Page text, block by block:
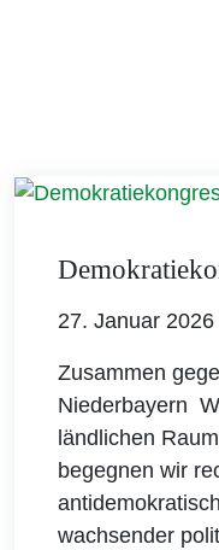
27. Januar 2026
Zusammen
Niederbayern
ländlichen
begegnen wir
wachsender